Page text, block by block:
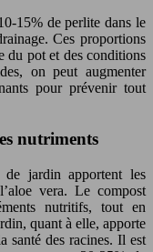
15% de perlite dans le
Ces proportions
du pot et des conditions
on peut augmenter
pour prévenir tout
nutriments
jardin apportent les
vera. Le compost
nutritifs, tout en
quant à elle, apporte
santé des racines. Il est